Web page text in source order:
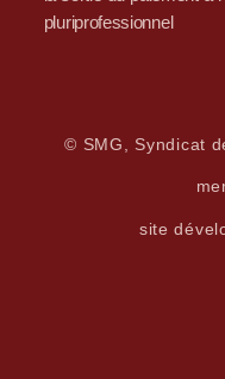
pluriprofessionnel
© SMG, Syndicat
site